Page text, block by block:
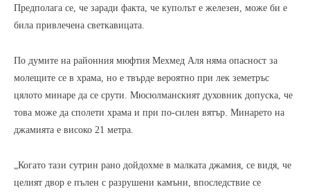
Предполага се, че заради факта, че куполът е железен, може би е
била привлечена светкавицата.
По думите на районния мюфтия Мехмед Аля няма опасност за
молещите се в храма, но е твърде вероятно при лек земетръс
цялото минаре да се срути. Мюсюлманският духовник допуска, че
това може да сполети храма и при по-силен вятър. Минарето на
джамията е високо 21 метра.
„Когато тази сутрин рано дойдохме в малката джамия, се видя, че
целият двор е пълен с разрушени камъни, впоследствие се